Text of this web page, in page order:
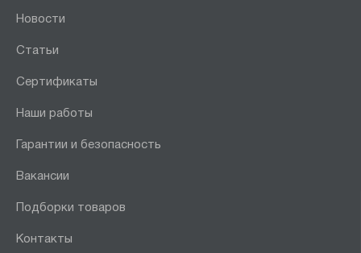
Новости
Статьи
Сертификаты
Наши работы
Гарантии и безопасность
Вакансии
Подборки товаров
Контакты